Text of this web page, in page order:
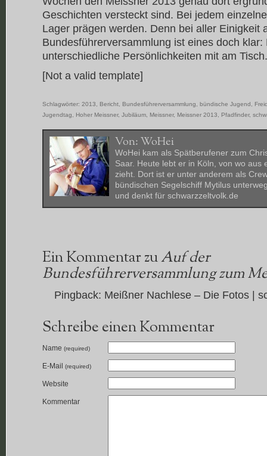
Geschichten versteckt sind. Bei jedem
Lager prägen werden. Denn bei aller Einigkeit
Bundesführerversammlung ist eines doch klar:
unterschiedliche Persönlichkeiten mit am Tisch.
[Not a valid template]
Schlagwörter: 2013 Bericht Bundesführerversammlung bündische Jugend
Jugendtag
Hoher Meissner, Jubiläum Meissner, Meissner 2013 Pfadfinder,
Von:WoHei
WoHei kam als Spätberufener zum
Saar. Heute lebt er in Köln, von wo aus
zieht. Dort ist er unter anderem als
bündischen Segelschiff Mytilus
und denkt für schwarzzeltvolk.de
Ein Kommentar zuAuf der
Bundesführerversammlung zum
Pingback: Meißner Nachlese – Die Fotos |
Schreibe einen Kommentar
Name (required)
E-Mail (required)
Website
Kommentar